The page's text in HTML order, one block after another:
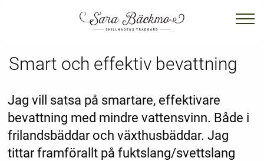
Smart och effektiv bevattning
Jag vill satsa på smartare, effektivare
bevattning med mindre vattensvinn. Både i
frilandsbäddar och växthusbäddar. Jag
tittar framförallt på fuktslang/svettslang